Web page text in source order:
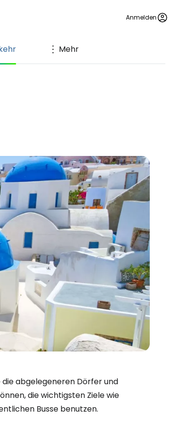
Anmelden
Mehr
die abgelegeneren Dörfer und
die wichtigsten Ziele wie
Busse benutzen.